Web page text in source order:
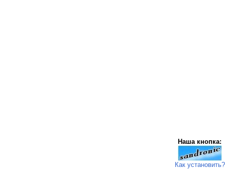
Наша кнопка:
Как установить?